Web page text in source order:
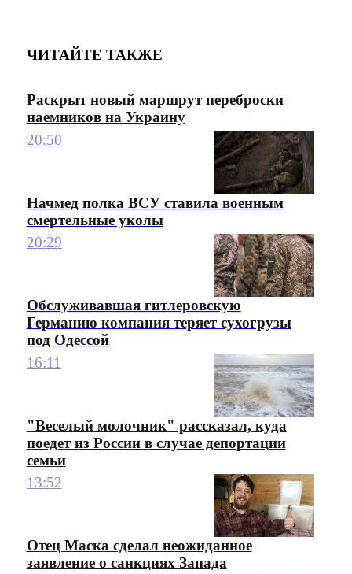
ЧИТАЙТЕ ТАКЖЕ
Раскрыт новый маршрут переброски
наемников на Украину
20:50
Начмед полка ВСУ ставила военным
смертельные уколы
20:29
Обслуживавшая гитлеровскую
Германию компания теряет сухогрузы
под Одессой
16:11
"Веселый молочник" рассказал, куда
поедет из России в случае депортации
семьи
13:52
Отец Маска сделал неожиданное
заявление о санкциях Запада